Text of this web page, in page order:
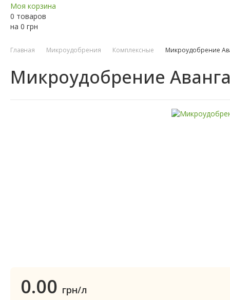
Моя корзина
0 товаров
на 0 грн
Главная Микроудобрения Комплексные Микроудобрение
Микроудобрение
0.00 грн/л